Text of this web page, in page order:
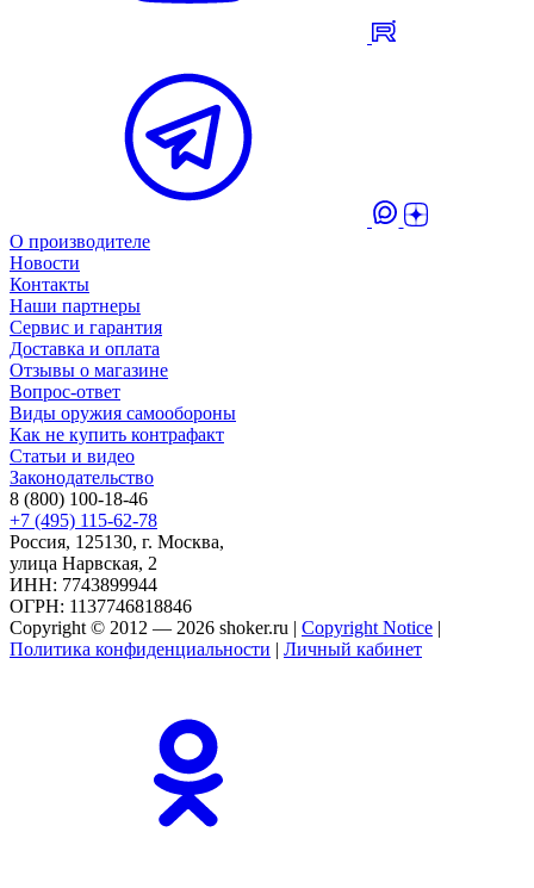
О производителе
Новости
Контакты
Наши партнеры
Сервис и гарантия
Доставка и оплата
Отзывы о магазине
Вопрос-ответ
Виды оружия самообороны
Как не купить контрафакт
Статьи и видео
Законодательство
8 (800) 100-18-46
+7 (495) 115-62-78
Россия, 125130, г. Москва,
улица Нарвская, 2
ИНН: 7743899944
ОГРН: 1137746818846
Copyright © 2012 — 2026 shoker.ru | Copyright Notice |
Политика конфиденциальности | Личный кабинет